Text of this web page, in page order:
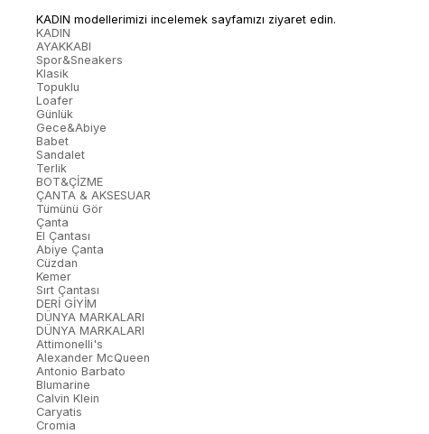
KADIN modellerimizi incelemek sayfamızı ziyaret edin.
KADIN
AYAKKABI
Spor&Sneakers
Klasik
Topuklu
Loafer
Günlük
Gece&Abiye
Babet
Sandalet
Terlik
BOT&ÇİZME
ÇANTA & AKSESUAR
Tümünü Gör
Çanta
El Çantası
Abiye Çanta
Cüzdan
Kemer
Sırt Çantası
DERİ GİYİM
DÜNYA MARKALARI
DÜNYA MARKALARI
Attimonelli's
Alexander McQueen
Antonio Barbato
Blumarine
Calvin Klein
Caryatis
Cromia